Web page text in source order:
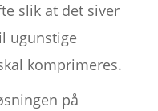
slik at det siver
ugunstige
komprimeres.
på